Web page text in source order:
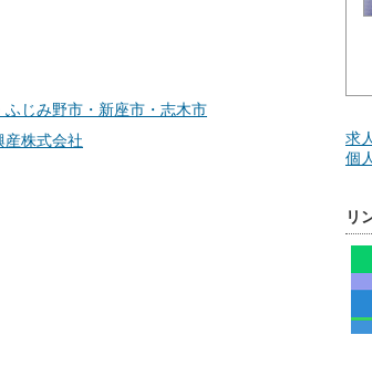
じみ野市・新座市・志木市
産株式会社
求
個
リ